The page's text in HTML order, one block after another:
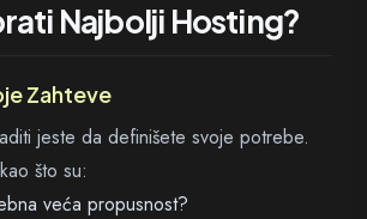
Najbolji Hosting?
Zahteve
jeste da definišete svoje potrebe.
što su:
veća propusnost?